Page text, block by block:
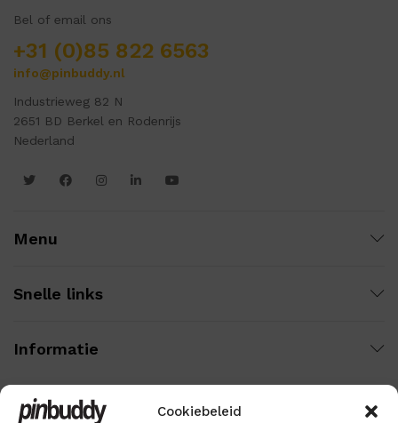
Cookiebeleid
Bel of email ons
+31 (0)85 822 6563
info@pinbuddy.nl
Industrieweg 82 N
2651 BD Berkel en Rodenrijs
Nederland
Menu
Snelle links
Informatie